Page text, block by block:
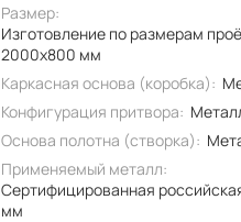
Размер:
Изготовление по размерам
2000x800 мм
Каркасная основа (коробка):
Конфигурация притвора:
Основа полотна (створка):
Применяемый металл:
Сертифицированная
мм